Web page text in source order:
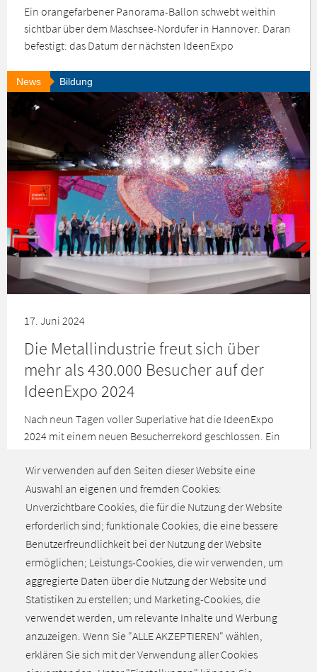
Ein orangefarbener Panorama-Ballon schwebt weithin
sichtbar über dem Maschsee-Nordufer in Hannover. Daran
befestigt: das Datum der nächsten IdeenExpo
News Bildung
17. Juni 2024
Die Metallindustrie freut sich über
mehr als 430.000 Besucher auf der
IdeenExpo 2024
Nach neun Tagen voller Superlative hat die IdeenExpo
2024 mit einem neuen Besucherrekord geschlossen. Ein
Arbeitgeberverband NiedersachsenMetall und INMetall.
Alle aktuellen Meldungen
Wir verwenden auf den Seiten dieser Website eine
Auswahl an eigenen und fremden Cookies:
Unverzichtbare Cookies, die für die Nutzung der Website
erforderlich sind; funktionale Cookies, die eine bessere
Benutzerfreundlichkeit bei der Nutzung der Website
ermöglichen; Leistungs-Cookies, die wir verwenden, um
aggregierte Daten über die Nutzung der Website und
Statistiken zu erstellen; und Marketing-Cookies, die
verwendet werden, um relevante Inhalte und Werbung
anzuzeigen. Wenn Sie "ALLE AKZEPTIEREN" wählen,
erklären Sie sich mit der Verwendung aller Cookies